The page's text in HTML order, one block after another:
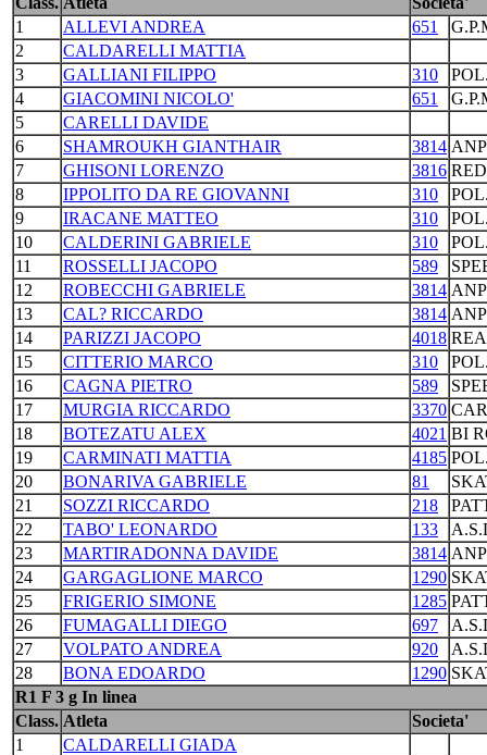
1
ALLEVI ANDREA 651
2
CALDARELLI MATTIA
3
GALLIANI FILIPPO 310
4
GIACOMINI NICOLO' 651
5
CARELLI DAVIDE
6
SHAMROUKH GIANTHAIR 3814
7
GHISONI LORENZO 3816
8
IPPOLITO DA RE GIOVANNI 310
9
IRACANE MATTEO 310
10
CALDERINI GABRIELE 310
11
ROSSELLI JACOPO 589
12
ROBECCHI GABRIELE 3814
13
CAL? RICCARDO 3814
14
PARIZZI JACOPO 4018
15
CITTERIO MARCO 310
16
CAGNA PIETRO 589
17
MURGIA RICCARDO 3370
18
BOTEZATU ALEX 4021 BI
19
CARMINATI MATTIA 4185
20
BONARIVA GABRIELE 81
21
SOZZI RICCARDO 218
22
TABO' LEONARDO 133
23
MARTIRADONNA DAVIDE 3814
24
GARGAGLIONE MARCO 1290
25
FRIGERIO SIMONE 1285
26
FUMAGALLI DIEGO 697
27
VOLPATO ANDREA 920
28
BONA EDOARDO 1290
R1 F 3 g In linea
Class. Atleta
Societa'
1
CALDARELLI GIADA